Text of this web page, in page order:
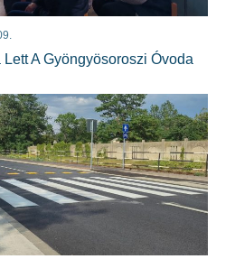
A Gyöngyösoroszi Óvoda